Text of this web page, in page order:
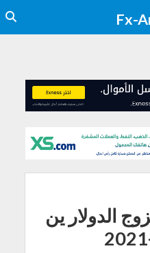
الدولار ين